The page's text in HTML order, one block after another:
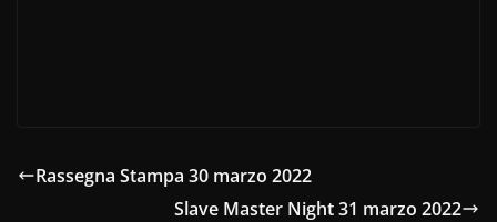
Rassegna Stampa 30 marzo 2022
Slave Master Night 31 marzo 2022